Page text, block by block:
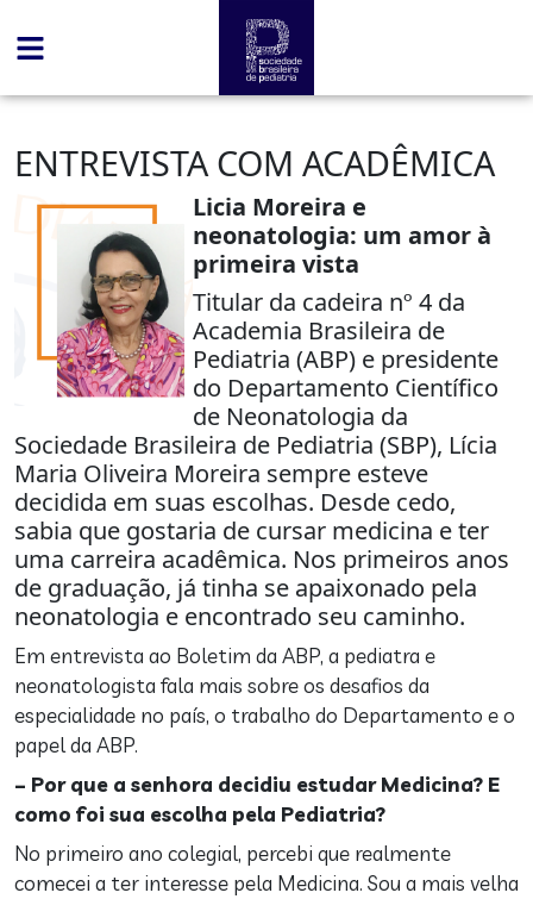
ENTREVISTA COM ACADÊMICA
Licia Moreira e
neonatologia: um amor à
primeira vista
Titular da cadeira nº 4 da
Academia Brasileira de
Pediatria (ABP) e presidente
do Departamento Científico
de Neonatologia da
Sociedade Brasileira de Pediatria (SBP), Lícia
Maria Oliveira Moreira sempre esteve
decidida em suas escolhas. Desde cedo,
sabia que gostaria de cursar medicina e ter
uma carreira acadêmica. Nos primeiros anos
de graduação, já tinha se apaixonado pela
neonatologia e encontrado seu caminho.
Em entrevista ao Boletim da ABP, a pediatra e
neonatologista fala mais sobre os desafios da
especialidade no país, o trabalho do Departamento e o
papel da ABP.
– Por que a senhora decidiu estudar Medicina? E
como foi sua escolha pela Pediatria?
No primeiro ano colegial, percebi que realmente
comecei a ter interesse pela Medicina. Sou a mais velha